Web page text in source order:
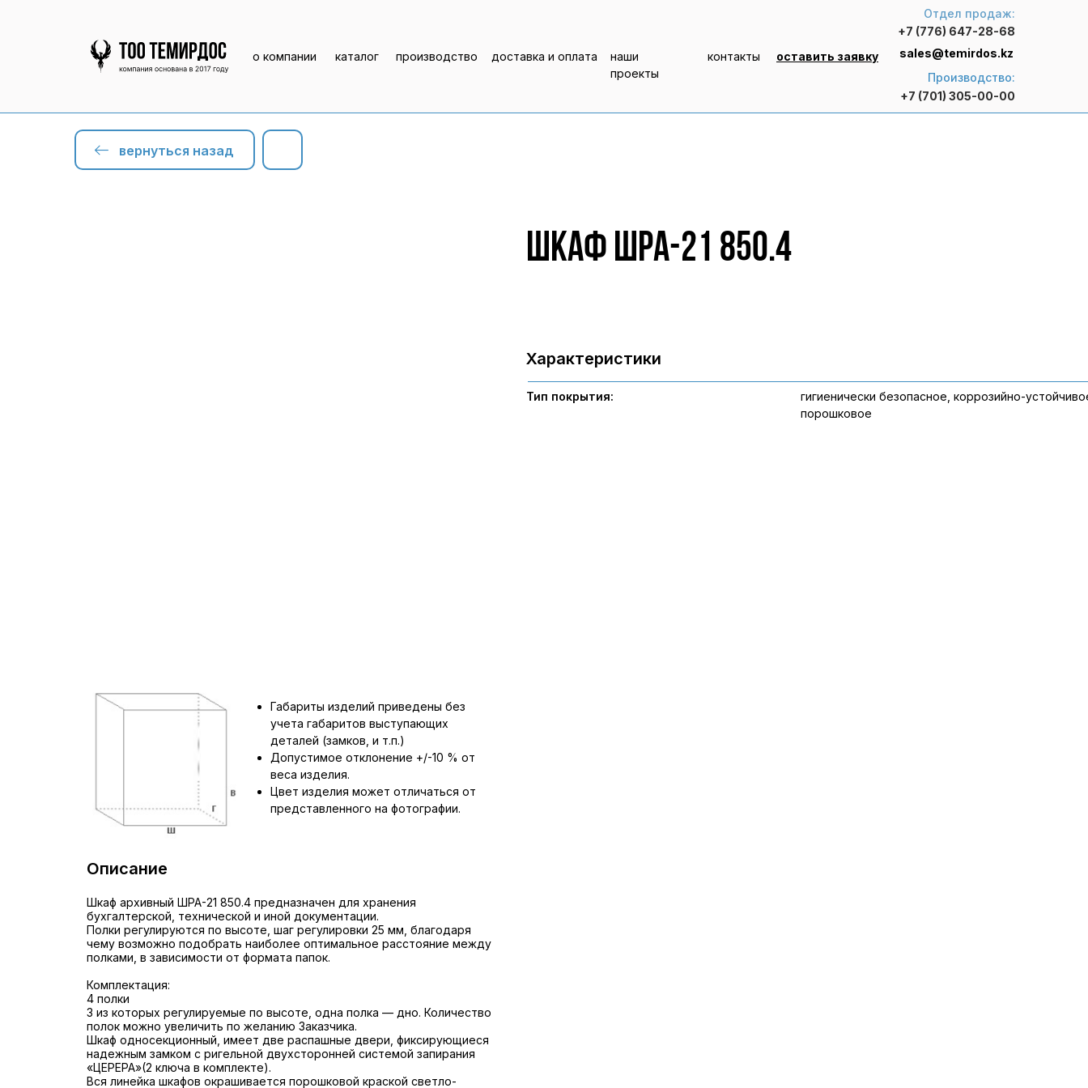
контакты оставить заявку
наши
проекты
производство доставка и оплата
каталог
о компании
Отдел продаж:
+7 (776) 647-28-68
Производство:
+7 (701) 305-00-00
sales@temirdos.kz
вернуться назад
Шкаф ШРА-21 850.4
Описание
Шкаф архивный ШРА-21 850.4 предназначен для хранения
бухгалтерской, технической и иной документации.
Полки регулируются по высоте, шаг регулировки 25 мм, благодаря
чему возможно подобрать наиболее оптимальное расстояние между
полками, в зависимости от формата папок.
Комплектация:
4 полки
3 из которых регулируемые по высоте, одна полка — дно. Количество
полок можно увеличить по желанию Заказчика.
Шкаф односекционный, имеет две распашные двери, фиксирующиеся
надежным замком с ригельной двухсторонней системой запирания
«ЦЕРЕРА»(2 ключа в комплекте).
Вся линейка шкафов окрашивается порошковой краской светло-
Габариты изделий приведены без
учета габаритов выступающих
деталей (замков, и т.п.)
Допустимое отклонение +/-10 % от
веса изделия.
Цвет изделия может отличаться от
представленного на фотографии.
Характеристики
гигиенически безопасное, коррозийно-
порошковое
Тип покрытия: